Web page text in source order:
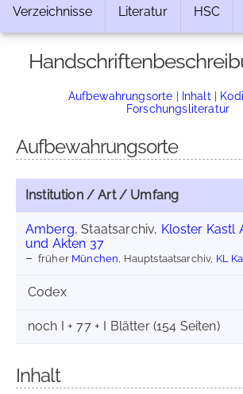
Verzeichnisse Literatur HSC
Aufbewahrungsorte | Inhalt |
Forschungsliteratur
Aufbewahrungsorte
Institution / Art / Umfang
Amberg, Staatsarchiv, Kloster Kastl
und Akten 37
früher München , Hauptstaatsarchiv, KL
Codex
noch I + 77 + I Blätter (154 Seiten)
Inhalt